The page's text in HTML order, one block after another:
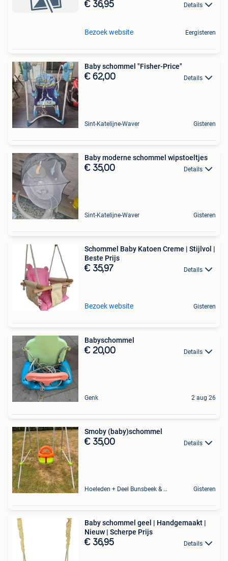
€ 36,95 Details
Bezoek website Eergisteren
Baby schommel "Fisher-Price"
€ 62,00 Details
Sint-Katelijne-Waver Gisteren
Baby moderne schommel wipstoeltjes
€ 35,00 Details
Sint-Katelijne-Waver Gisteren
Schommel Baby Katoen Creme | Stijlvol |
Beste Prijs
€ 35,97 Details
Bezoek website Gisteren
Babyschommel
€ 20,00 Details
Genk 2 aug 26
Smoby (baby)schommel
€ 35,00 Details
Hoeleden + Deel Bunsbeek & Sint-Magriete-Houtem Gisteren
Baby schommel geel | Handgemaakt |
Nieuw | Scherpe Prijs
€ 36,95 Details